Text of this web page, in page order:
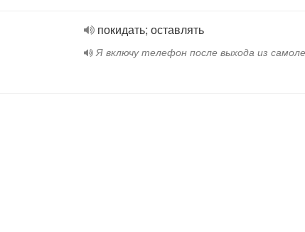
покидать; оставлять
Я включу телефон после выхода из